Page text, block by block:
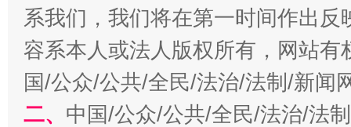
系我们，我们将在第一时间作出
容系本人或法人版权所有，网站
国/公众/公共/全民/法治/法制/新闻
二、 中国/公众/公共/全民/法治/法